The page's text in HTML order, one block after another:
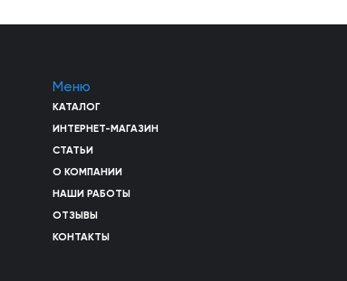
Меню
КАТАЛОГ
ИНТЕРНЕТ-МАГАЗИН
СТАТЬИ
О КОМПАНИИ
НАШИ РАБОТЫ
ОТЗЫВЫ
КОНТАКТЫ